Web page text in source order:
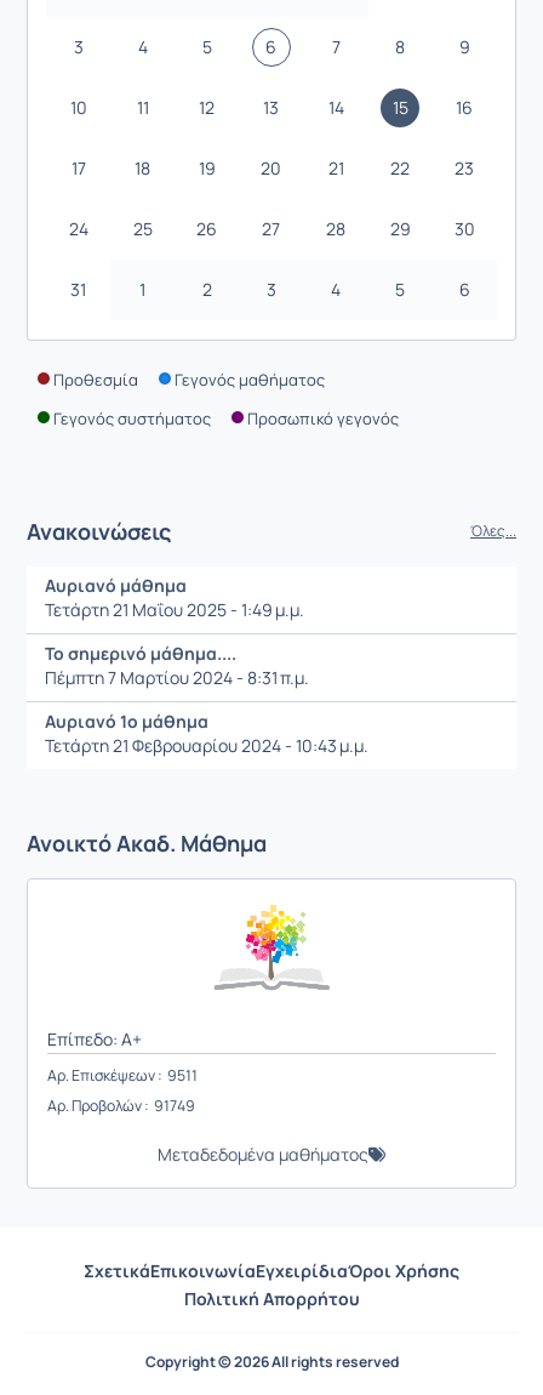
3 4 5 6 7 8 9
10 11 12 13 14 15 16
17 18 19 20 21 22 23
24 25 26 27 28 29 30
31 1 2 3 4 5 6
Προθεσμία
Γεγονός μαθήματος
Γεγονός συστήματος
Προσωπικό γεγονός
Ανακοινώσεις Όλες...
Αυριανό μάθημα
Τετάρτη 21 Μαΐου 2025 - 1:49 μ.μ.
Το σημερινό μάθημα....
Πέμπτη 7 Μαρτίου 2024 - 8:31 π.μ.
Αυριανό 1ο μάθημα
Τετάρτη 21 Φεβρουαρίου 2024 - 10:43 μ.μ.
Ανοικτό Ακαδ. Μάθημα
Επίπεδο: A+
Αρ. Επισκέψεων : 9511
Αρ. Προβολών : 91749
Μεταδεδομένα μαθήματος
ΣχετικάΕπικοινωνίαΕγχειρίδιαΌροι Χρήσης
Πολιτική Απορρήτου
Copyright © 2026 All rights reserved